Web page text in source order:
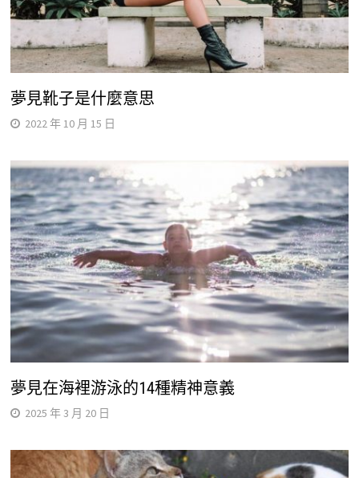
夢見靴子是什麼意思
2022 年 10 月 15 日
夢見在海裡游泳的14種精神意義
2025 年 3 月 20 日